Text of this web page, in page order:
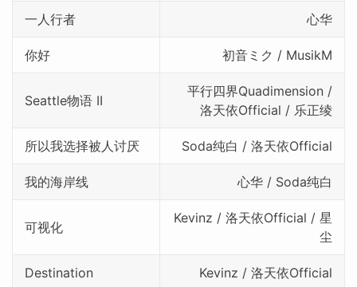
一人行者 心华
你好 初音ミク / MusikM
Seattle物语 II
平行四界Quadimension /
洛天依Official / 乐正绫
所以我选择被人讨厌 Soda纯白 / 洛天依Official
我的海岸线 心华 / Soda纯白
可视化
Kevinz / 洛天依Official / 星
尘
Destination Kevinz / 洛天依Official